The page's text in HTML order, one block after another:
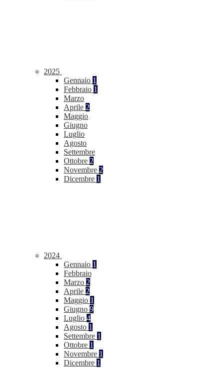
2025
Gennaio 1
Febbraio 1
Marzo
Aprile 2
Maggio
Giugno
Luglio
Agosto
Settembre
Ottobre 2
Novembre 2
Dicembre 1
2024
Gennaio 1
Febbraio
Marzo 2
Aprile 2
Maggio 1
Giugno 9
Luglio 4
Agosto 1
Settembre 1
Ottobre 1
Novembre 1
Dicembre 1